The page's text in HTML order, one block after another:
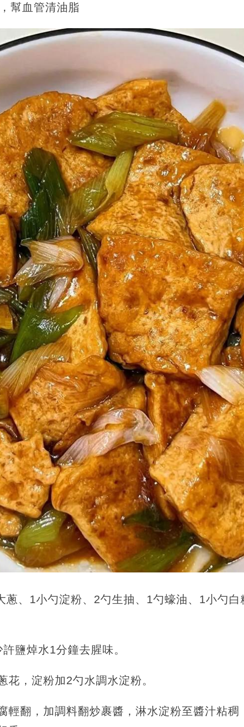
幫血管清油脂
蔥、1小勺淀粉、2勺生抽、1勺蠔油、1小勺白
鹽焯水1分鐘去腥味。
花，淀粉加2勺水調水淀粉。
輕翻，加調料翻炒裹醬，淋水淀粉至醬汁粘稠